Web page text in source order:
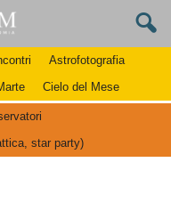
Astrofotografia
Cielo del Mese
star party)